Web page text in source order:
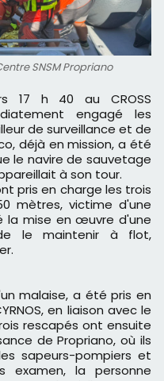
SNSM Propriano
engagé les
de surveillance et de
déjà en mission, a été
le navire de sauvetage
à son tour.
pris en charge les trois
mètres, victime d'une
la mise en œuvre d'une
le maintenir à flot,
malaise, a été pris en
en liaison avec le
rescapés ont ensuite
de Propriano, où ils
sapeurs-pompiers et
examen, la personne